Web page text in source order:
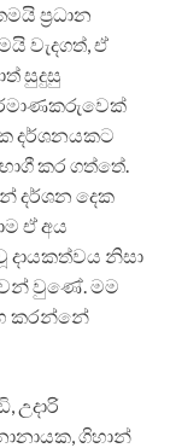
ප්‍රධාන
වැදගත්, ඒ
සුදුසු
දර්ශනයකට
කර ගත්තේ.
දර්ශන දෙක
ඒ අය
දායකත්වය නිසා
වුණේ. මම
කරන්නේ
උදාරි
ගිහාන්